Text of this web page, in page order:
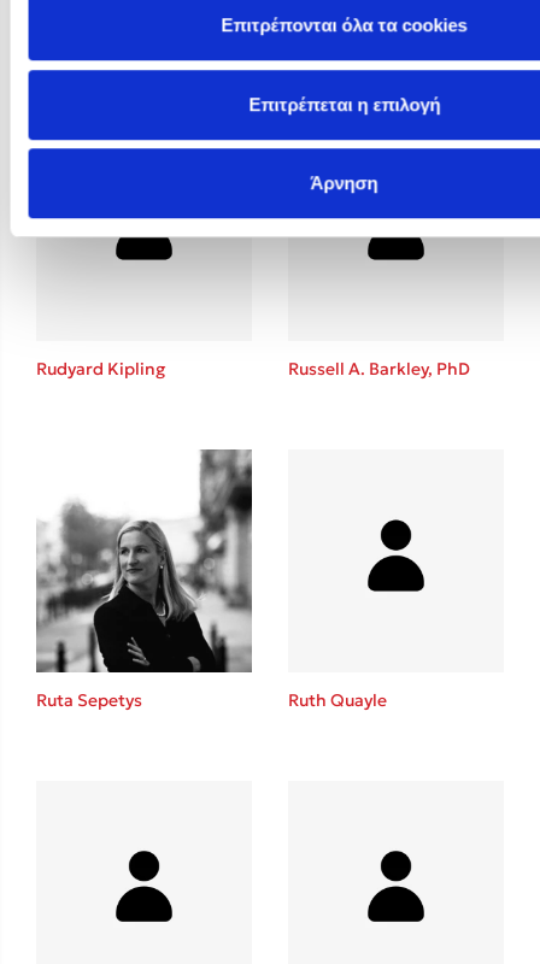
Επιτρέπονται όλα τα cookies
Επιτρέπεται η επιλογή
Άρνηση
Rowan Hooper
Rudyard Kipling Russell A. Barkley, PhD
Ruta Sepetys Ruth Quayle